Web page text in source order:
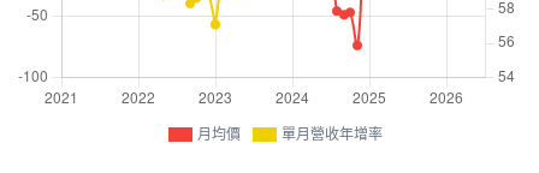
月均價 單月營收年增率